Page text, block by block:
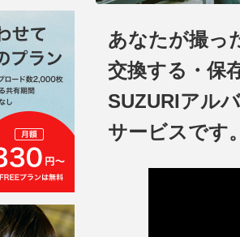
あなたが撮っ
交換する・保
SUZURIアル
サービスです